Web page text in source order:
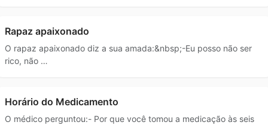
Rapaz apaixonado
O rapaz apaixonado diz a sua amada:&nbsp;-Eu posso não ser
rico, não …
Horário do Medicamento
O médico perguntou:- Por que você tomou a medicação às seis